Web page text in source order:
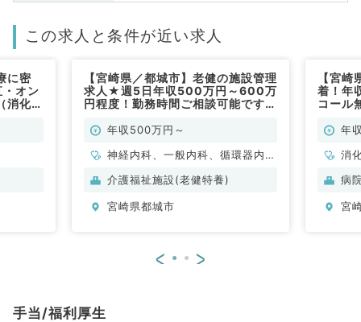
この求人と条件が近い求人
に密
オン
消化器
【宮崎県／都城市】老健の施設管理
求人★週5日年収500万円～600万
円程度！勤務時間ご相談可能です
年収500万円～
神経内科、一般内科、循環器内
科、消化器内科、老年内科
介護福祉施設(老健特養)
宮崎県都城市
【宮
着！年
コール
年
消
病
宮
< >
手当/福利厚生